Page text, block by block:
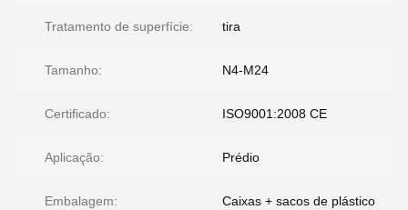
Tratamento de superfície: tira
Tamanho: N4-M24
Certificado: ISO9001:2008 CE
Aplicação: Prédio
Embalagem: Caixas + sacos de plástico